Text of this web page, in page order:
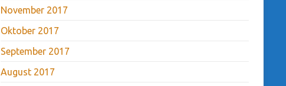
November 2017
Oktober 2017
September 2017
August 2017